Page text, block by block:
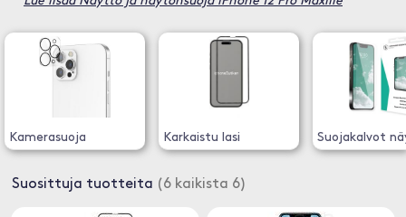
Kamerasuoja Karkaistu lasi Suojakalvot
Suosittuja tuotteita (6 kaikista 6)